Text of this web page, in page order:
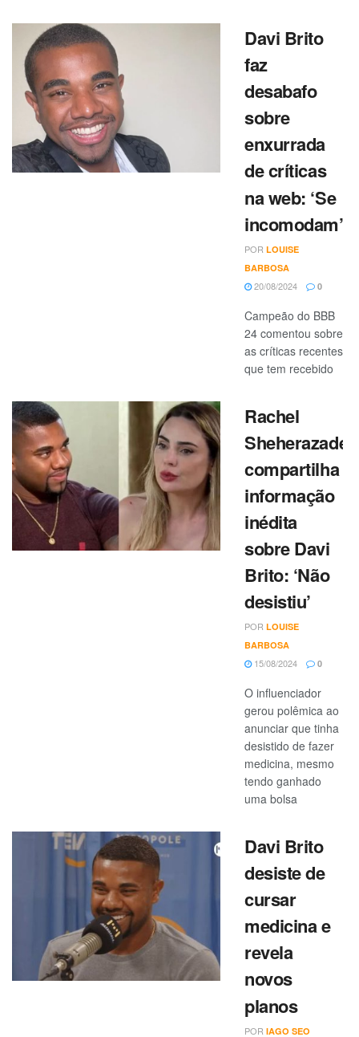
Davi Brito
faz
desabafo
sobre
enxurrada
de críticas
na web: ‘Se
incomodam’
POR LOUISE
BARBOSA
20/08/2024 0
Campeão do BBB
24 comentou sobre
as críticas recentes
que tem recebido
Rachel
Sheherazade
compartilha
informação
inédita
sobre Davi
Brito: ‘Não
desistiu’
POR LOUISE
BARBOSA
15/08/2024 0
O influenciador
gerou polêmica ao
anunciar que tinha
desistido de fazer
medicina, mesmo
tendo ganhado
uma bolsa
Davi Brito
desiste de
cursar
medicina e
revela
novos
planos
POR IAGO SEO